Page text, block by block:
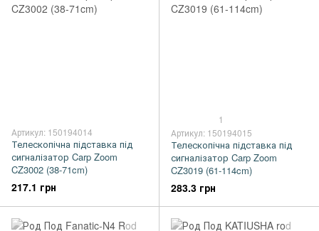
Артикул: 150194014
Телескопічна підставка під
сигналізатор Carp Zoom
CZ3002 (38-71cm)
217.1 грн
1
Артикул: 150194015
Телескопічна підставка під
сигналізатор Carp Zoom
CZ3019 (61-114cm)
283.3 грн